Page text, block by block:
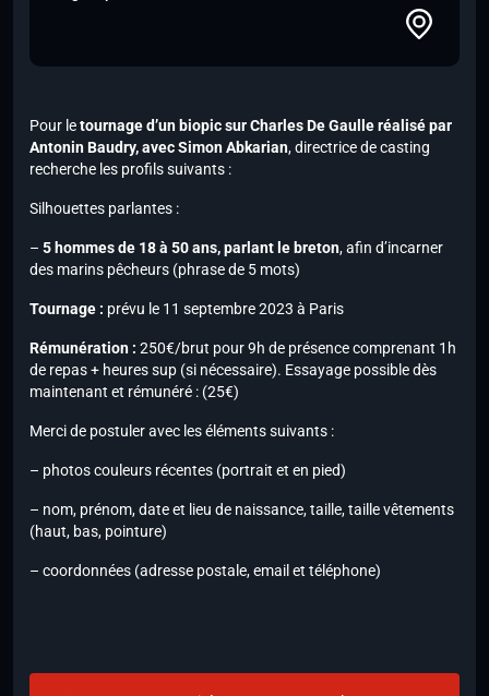
Pour letournage d’un biopic sur Charles De Gaulle réalisé par
Antonin Baudry,avec Simon Abkarian, directrice de casting
recherche les profils suivants :
Silhouettes parlantes :
– 5 hommes de 18 à 50 ans, parlant le breton, afin d’incarner
des marins pêcheurs (phrase de 5 mots)
Tournage : prévu le 11 septembre 2023 à Paris
Rémunération : 250€/brut pour 9h de présence comprenant 1h
de repas + heures sup (si nécessaire). Essayage possible dès
maintenant et rémunéré : (25€)
Merci de postuler avec les éléments suivants :
– photos couleurs récentes (portrait et en pied)
– nom, prénom, date et lieu de naissance, taille, taille vêtements
(haut, bas, pointure)
– coordonnées (adresse postale, email et téléphone)